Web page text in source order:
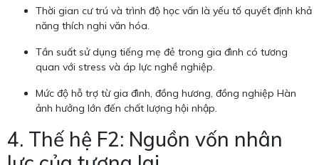
Thời gian cư trú và trình độ học vấn là yếu tố quyết định khả
năng thích nghi văn hóa.
Tần suất sử dụng tiếng mẹ đẻ trong gia đình có tương
quan với stress và áp lực nghề nghiệp.
Mức độ hỗ trợ từ gia đình, đồng hương, đồng nghiệp Hàn
ảnh hưởng lớn đến chất lượng hội nhập.
4. Thế hệ F2: Nguồn vốn nhân